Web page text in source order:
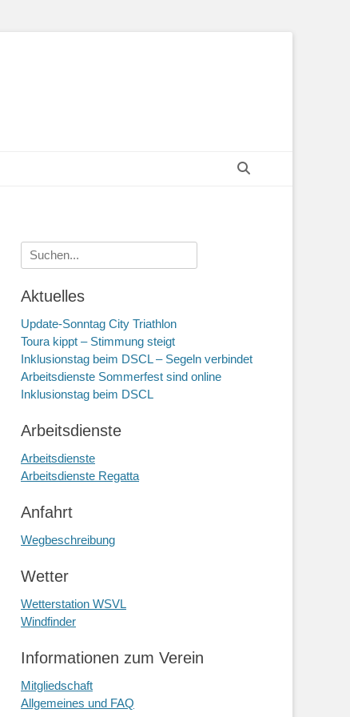
Suchen
nach:
Aktuelles
Update-Sonntag City Triathlon
Toura kippt – Stimmung steigt
Inklusionstag beim DSCL – Segeln verbindet
Arbeitsdienste Sommerfest sind online
Inklusionstag beim DSCL
Arbeitsdienste
Arbeitsdienste
Arbeitsdienste Regatta
Anfahrt
Wegbeschreibung
Wetter
Wetterstation WSVL
Windfinder
Informationen zum Verein
Mitgliedschaft
Allgemeines und FAQ